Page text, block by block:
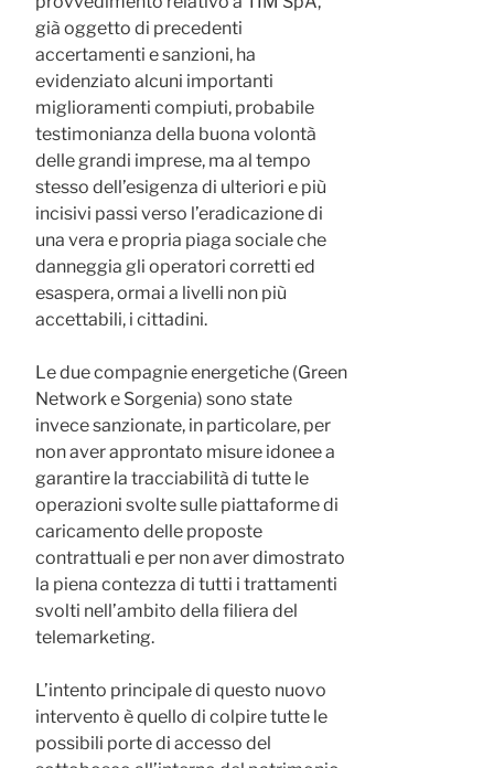
già oggetto di precedenti
accertamenti e sanzioni, ha
evidenziato alcuni importanti
miglioramenti compiuti, probabile
testimonianza della buona volontà
delle grandi imprese, ma al tempo
stesso dell’esigenza di ulteriori e più
incisivi passi verso l’eradicazione di
una vera e propria piaga sociale che
danneggia gli operatori corretti ed
esaspera, ormai a livelli non più
accettabili, i cittadini.
Le due compagnie energetiche (Green
Network e Sorgenia) sono state
invece sanzionate, in particolare, per
non aver approntato misure idonee a
garantire la tracciabilità di tutte le
operazioni svolte sulle piattaforme di
caricamento delle proposte
contrattuali e per non aver dimostrato
la piena contezza di tutti i trattamenti
svolti nell’ambito della filiera del
telemarketing.
L’intento principale di questo nuovo
intervento è quello di colpire tutte le
possibili porte di accesso del